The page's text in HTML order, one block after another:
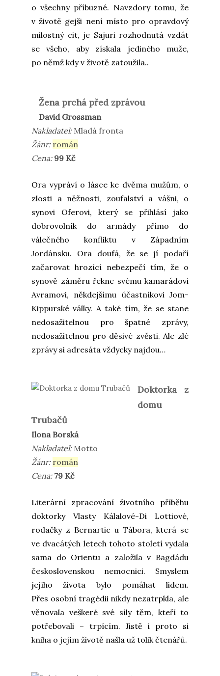
o všechny příbuzné. Navzdory tomu, že
v životě gejši není místo pro opravdový
milostný cit, je Sajuri rozhodnutá vzdát
se všeho, aby získala jediného muže,
po němž kdy v životě zatoužila..
Žena prchá před zprávou
David Grossman
Nakladatel: Mladá fronta
Žánr: román
Cena: 99 Kč
Ora vypráví o lásce ke dvěma mužům, o
zlosti a něžnosti, zoufalství a vášni, o
synovi Oferovi, který se přihlásí jako
dobrovolník do armády přímo do
válečného konfliktu v Západním
Jordánsku. Ora doufá, že se jí podaří
začarovat hrozící nebezpečí tím, že o
synově záměru řekne svému kamarádovi
Avramovi, někdejšímu účastníkovi Jom-
Kippurské války. A také tím, že se stane
nedosažitelnou pro špatné zprávy,
nedosažitelnou pro děsivé zvěsti. Ale zlé
zprávy si adresáta vždycky najdou…
Doktorka z
domu
Trubačů
Ilona Borská
Nakladatel: Motto
Žánr: román
Cena: 79 Kč
Literární zpracování životního příběhu
doktorky Vlasty Kálalové-Di Lottiové,
rodačky z Bernartic u Tábora, která se
ve dvacátých letech tohoto století vydala
sama do Orientu a založila v Bagdádu
československou nemocnici. Smyslem
jejího života bylo pomáhat lidem.
Přes osobní tragédii nikdy nezatrpkla, ale
věnovala veškeré své síly těm, kteří to
potřebovali – trpícím. Jistě i proto si
kniha o jejím životě našla už tolik čtenářů.